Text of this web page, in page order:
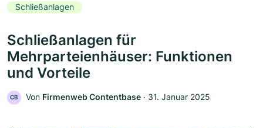
Schließanlagen
Schließanlagen für
Mehrparteienhäuser: Funktionen
und Vorteile
CB Von Firmenweb Contentbase ‧ 31. Januar 2025